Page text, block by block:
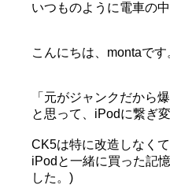
いつものように電車の
こんにちは、montaです
「元がジャンクだから
と思って、iPodに繋ぎ
CK5は特に改造しなく
iPodと一緒に買った記
した。)